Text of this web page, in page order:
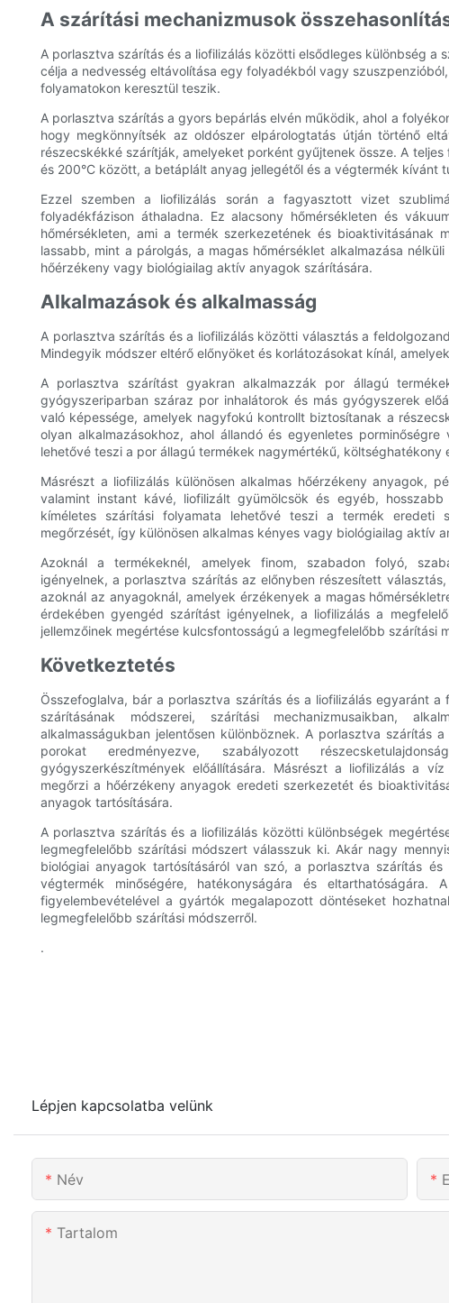
A szárítási mechanizmusok
A porlasztva szárítás és a liofilizálás közötti elsődleges különbség a
célja a nedvesség eltávolítása egy folyadékból vagy
folyamatokon keresztül teszik.
A porlasztva szárítás a gyors bepárlás elvén működik, ahol a
hogy megkönnyítsék az oldószer elpárologtatás útján történő
részecskékké szárítják, amelyeket porként gyűjtenek össze. A
és 200°C között, a betáplált anyag jellegétől és a végtermék kívánt
Ezzel szemben a liofilizálás során a fagyasztott vizet
folyadékfázison áthaladna. Ez alacsony hőmérsékleten és
hőmérsékleten, ami a termék szerkezetének és bioaktivitásának
lassabb, mint a párolgás, a magas hőmérséklet alkalmazása
hőérzékeny vagy biológiailag aktív anyagok szárítására.
Alkalmazások és alkalmasság
A porlasztva szárítás és a liofilizálás közötti választás a
Mindegyik módszer eltérő előnyöket és korlátozásokat kínál,
A porlasztva szárítást gyakran alkalmazzák por állagú
gyógyszeriparban száraz por inhalátorok és más gyógyszerek
való képessége, amelyek nagyfokú kontrollt biztosítanak a
olyan alkalmazásokhoz, ahol állandó és egyenletes
lehetővé teszi a por állagú termékek nagymértékű, költséghatékony
Másrészt a liofilizálás különösen alkalmas hőérzékeny anyagok,
valamint instant kávé, liofilizált gyümölcsök és egyéb, hosszabb
kíméletes szárítási folyamata lehetővé teszi a termék eredeti
megőrzését, így különösen alkalmas kényes vagy biológiailag aktív
Azoknál a termékeknél, amelyek finom, szabadon folyó,
igényelnek, a porlasztva szárítás az előnyben részesített
azoknál az anyagoknál, amelyek érzékenyek a magas
érdekében gyengéd szárítást igényelnek, a liofilizálás a
jellemzőinek megértése kulcsfontosságú a legmegfelelőbb szárítási
Következtetés
Összefoglalva, bár a porlasztva szárítás és a liofilizálás egyaránt
szárításának módszerei, szárítási mechanizmusaikban,
alkalmasságukban jelentősen különböznek. A porlasztva szárítás
porokat eredményezve, szabályozott
gyógyszerkészítmények előállítására. Másrészt a liofilizálás a
megőrzi a hőérzékeny anyagok eredeti szerkezetét és
anyagok tartósítására.
A porlasztva szárítás és a liofilizálás közötti különbségek
legmegfelelőbb szárítási módszert válasszuk ki. Akár nagy
biológiai anyagok tartósításáról van szó, a porlasztva szárítás
végtermék minőségére, hatékonyságára és eltarthatóságára.
figyelembevételével a gyártók megalapozott döntéseket
legmegfelelőbb szárítási módszerről.
.
Lépjen kapcsolatba velünk
Név
Tartalom